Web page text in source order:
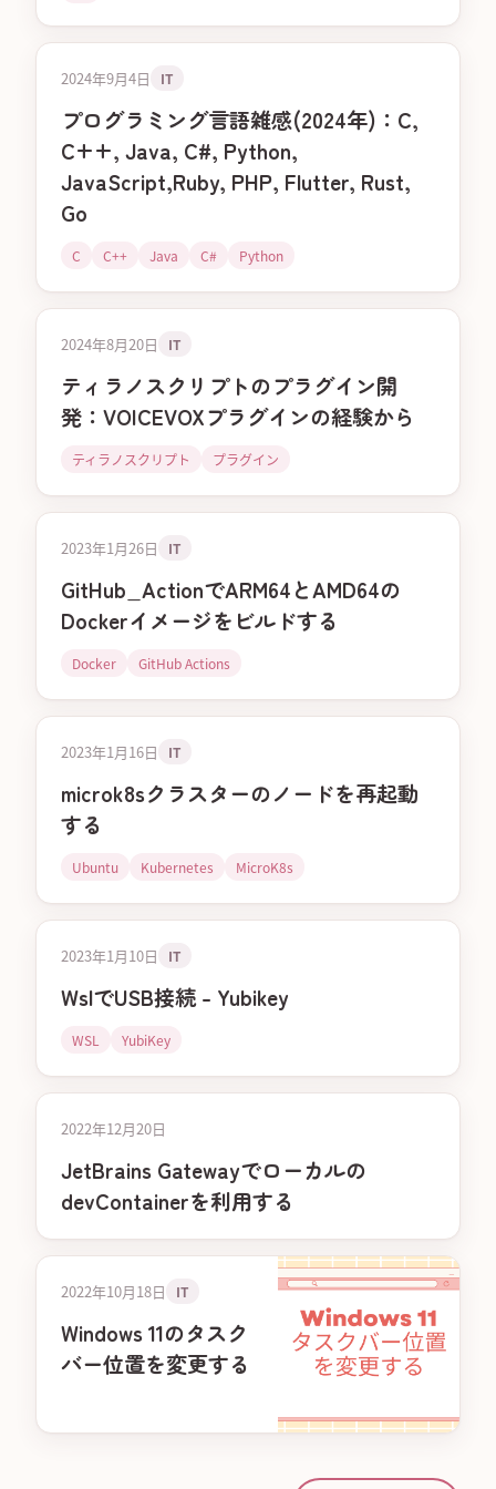
2024年9月4日 IT
プログラミング言語雑感(2024年)：C,
C++, Java, C#, Python,
JavaScript,Ruby, PHP, Flutter, Rust,
Go
C C++ Java C# Python
2024年8月20日 IT
ティラノスクリプトのプラグイン開
発：VOICEVOXプラグインの経験から
ティラノスクリプト プラグイン
2023年1月26日 IT
GitHub_ActionでARM64とAMD64の
Dockerイメージをビルドする
Docker GitHub Actions
2023年1月16日 IT
microk8sクラスターのノードを再起動
する
Ubuntu Kubernetes MicroK8s
2023年1月10日 IT
WslでUSB接続 - Yubikey
WSL YubiKey
2022年12月20日
JetBrains Gatewayでローカルの
devContainerを利用する
2022年10月18日 IT
Windows 11のタスク
バー位置を変更する